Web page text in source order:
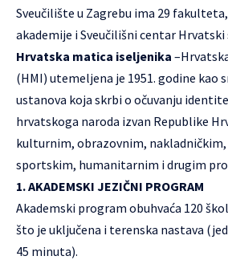
Sveučilište u Zagrebu ima 29
akademije i Sveučilišni centar Hrvatski
Hrvatska matica iseljenika
(HMI) utemeljena je 1951. godine kao
ustanova koja skrbi o očuvanju
hrvatskoga naroda izvan Republike
kulturnim, obrazovnim,
sportskim, humanitarnim i drugim
1. AKADEMSKI JEZIČNI PROGRAM
Akademski program obuhvaća 120
što je uključena i terenska nastava
45 minuta).